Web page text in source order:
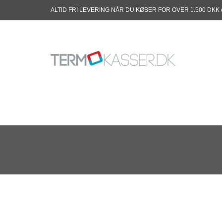
ALTID FRI LEVERING NÅR DU KØBER FOR OVER 1.500 DKK